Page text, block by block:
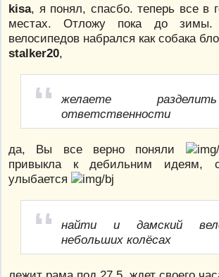
kisa, я понял, спасбо. теперь все в
местах. Отложу пока до
велосипедов набрался как собака
stalker20,
желаете
ответственности
да, Вы все верно поняли
привыкла к дебильним идеям,
улыбается
найти и дамский
небольших колёсах